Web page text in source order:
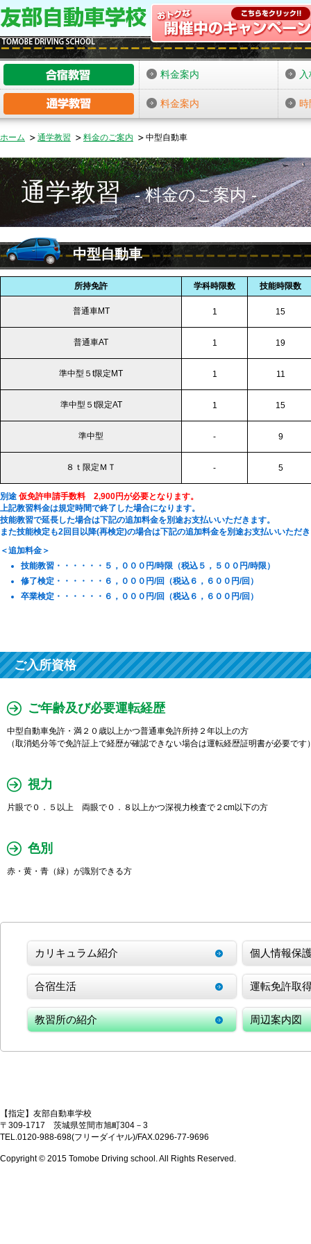
料金案内
料金案内 時
ホーム 通学教習 料金のご案内 中型自動車
通学教習 料金のご案内
中型自動車
所持免許 学科時限数 技能時限数
普通車MT 1 15
普通車AT 1 19
準中型５t限定MT 1 11
準中型５t限定AT 1 15
準中型 - 9
８ｔ限定ＭＴ - 5
別途 仮免許申請手数料 2,900円が必要となります。
上記教習料金は規定時間で終了した場合になります。
技能教習で延長した場合は下記の追加料金を別途お支払いいただきます。
また技能検定も2回目以降(再検定)の場合は下記の追加料金を別途お支払いいただ
＜追加料金＞
技能教習・・・・・・５，０００円/時限（税込５，５００円/時限）
修了検定・・・・・・６，０００円/回（税込６，６００円/回）
卒業検定・・・・・・６，０００円/回（税込６，６００円/回）
ご入所資格
ご年齢及び必要運転経歴
中型自動車免許・満２０歳以上かつ普通車免許所持２年以上の方
（取消処分等で免許証上で経歴が確認できない場合は運転経歴証明書が必要です
視力
片眼で０．５以上 両眼で０．８以上かつ深視力検査で２cm以下の方
色別
赤・黄・青（緑）が識別できる方
カリキュラム紹介 個人情報保
合宿生活 運転免許取
教習所の紹介 周辺案内図
【指定】友部自動車学校
〒309-1717 茨城県笠間市旭町304－3
TEL.0120-988-698(フリーダイヤル)/FAX.0296-77-9696
Copyright © 2015 Tomobe Driving school. All Rights Reserved.